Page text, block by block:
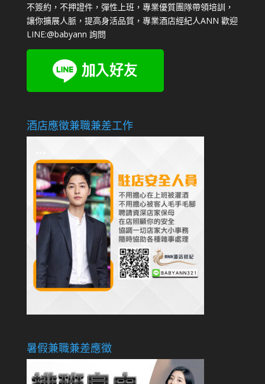
不簽約，不押證件，彈性上班，專業優質團隊帶領培訓，
讓你擴展人脈，提高身活品質，專業酒店經紀人ANN 歡迎
LINE:@babyann 詢問
酒店應徵兼職兼差工作
暑假兼職兼差應徵